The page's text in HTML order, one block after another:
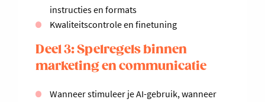
instructies en formats
Kwaliteitscontrole en finetuning
Deel 3: Spelregels binnen
marketing en communicatie
Wanneer stimuleer je AI-gebruik, wanneer